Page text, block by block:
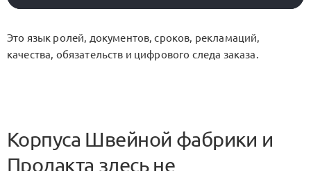
Это язык ролей, документов, сроков, рекламаций,
качества, обязательств и цифрового следа заказа.
Корпуса Швейной фабрики и
Продакта здесь не